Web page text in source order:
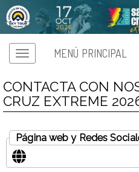
MENÚ PRINCIPAL
CONTACTA CON
CRUZ EXTREME
Página web y Redes